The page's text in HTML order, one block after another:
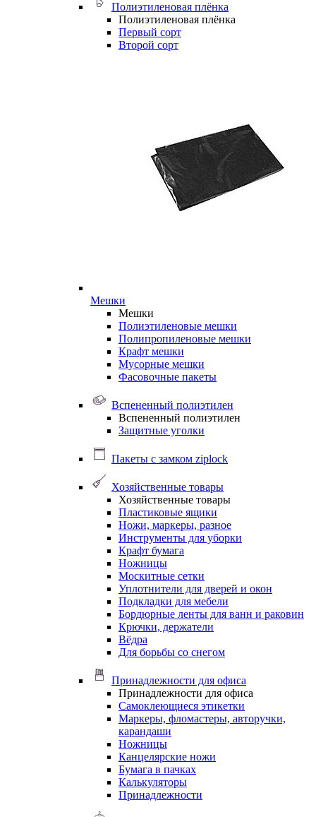
Полиэтиленовая плёнка
Полиэтиленовая плёнка
Первый сорт
Второй сорт
Мешки
Мешки
Полиэтиленовые мешки
Полипропиленовые мешки
Крафт мешки
Мусорные мешки
Фасовочные пакеты
Вспененный полиэтилен
Вспененный полиэтилен
Защитные уголки
Пакеты с замком ziplock
Хозяйственные товары
Хозяйственные товары
Пластиковые ящики
Ножи, маркеры, разное
Инструменты для уборки
Крафт бумага
Ножницы
Москитные сетки
Уплотнители для дверей и окон
Подкладки для мебели
Бордюрные ленты для ванн и раковин
Крючки, держатели
Вёдра
Для борьбы со снегом
Принадлежности для офиса
Принадлежности для офиса
Самоклеющиеся этикетки
Маркеры, фломастеры, авторучки,
карандаши
Ножницы
Канцелярские ножи
Бумага в пачках
Калькуляторы
Принадлежности